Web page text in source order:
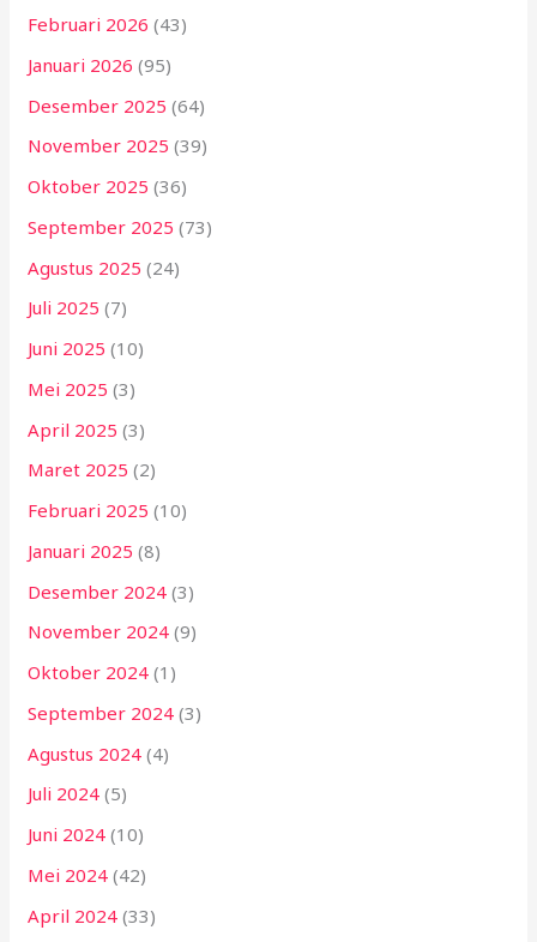
Februari 2026 (43)
Januari 2026 (95)
Desember 2025 (64)
November 2025 (39)
Oktober 2025 (36)
September 2025 (73)
Agustus 2025 (24)
Juli 2025 (7)
Juni 2025 (10)
Mei 2025 (3)
April 2025 (3)
Maret 2025 (2)
Februari 2025 (10)
Januari 2025 (8)
Desember 2024 (3)
November 2024 (9)
Oktober 2024 (1)
September 2024 (3)
Agustus 2024 (4)
Juli 2024 (5)
Juni 2024 (10)
Mei 2024 (42)
April 2024 (33)